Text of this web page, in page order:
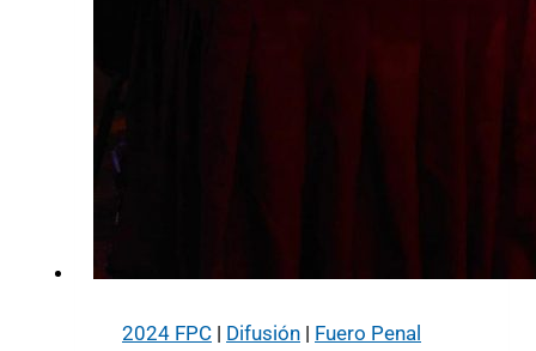
2024 FPC | Difusión | Fuero Penal